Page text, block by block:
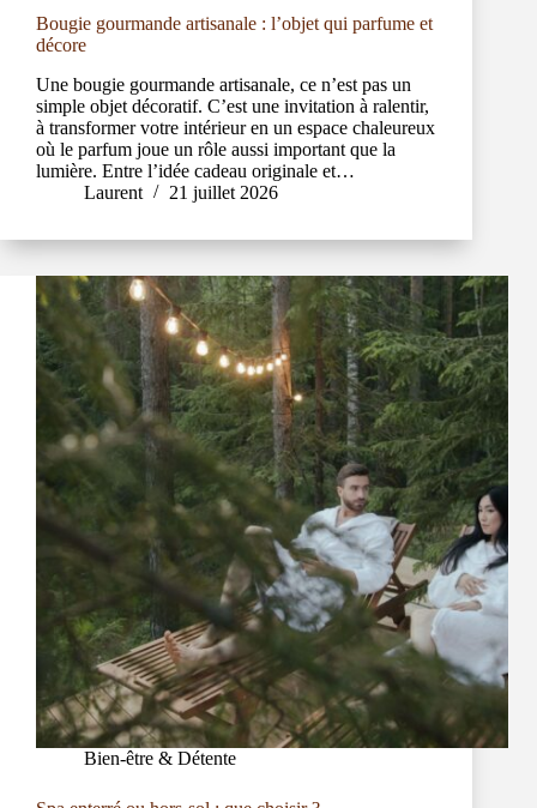
Bougie gourmande artisanale : l’objet qui parfume et
décore
Une bougie gourmande artisanale, ce n’est pas un
simple objet décoratif. C’est une invitation à ralentir,
à transformer votre intérieur en un espace chaleureux
où le parfum joue un rôle aussi important que la
lumière. Entre l’idée cadeau originale et…
Laurent
21 juillet 2026
Bien-être & Détente